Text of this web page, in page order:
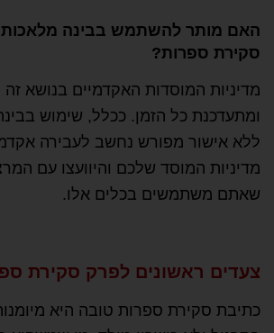
האם מותר להשתמש בבינה
סקירת ספרות?
מדיניות המוסדות האקדמיים בנושא
ומתעדכנת כל הזמן. ככלל, שימוש
ללא אישור מפורש נחשב לעבירה
מדיניות המוסד שלכם והיוועצו עם
שאתם משתמשים בכלים אלו.
צעדים ראשונים לפרק סקירת
כתיבת סקירת ספרות טובה היא